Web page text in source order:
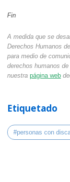
Fin
A medida que se
Derechos Humanos
para medio de
derechos humanos
nuestra página web
Etiquetado
#personas con